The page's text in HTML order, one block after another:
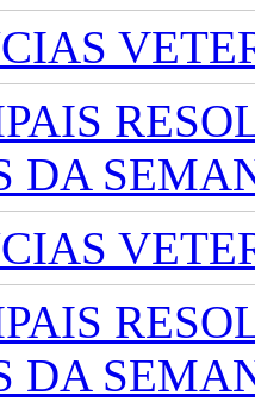
DA
DA